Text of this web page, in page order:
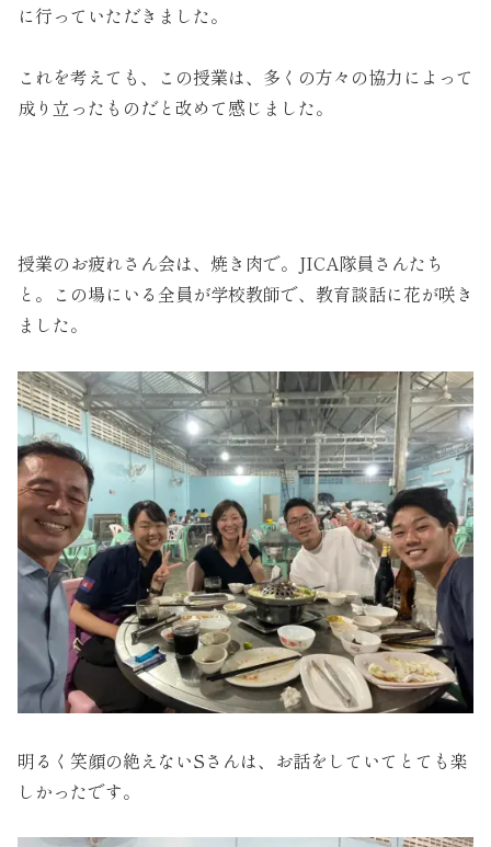
に行っていただきました。
これを考えても、この授業は、多くの方々の協力によって
成り立ったものだと改めて感じました。
授業のお疲れさん会は、焼き肉で。JICA隊員さんたち
と。この場にいる全員が学校教師で、教育談話に花が咲き
ました。
明るく笑顔の絶えないSさんは、お話をしていてとても楽
しかったです。